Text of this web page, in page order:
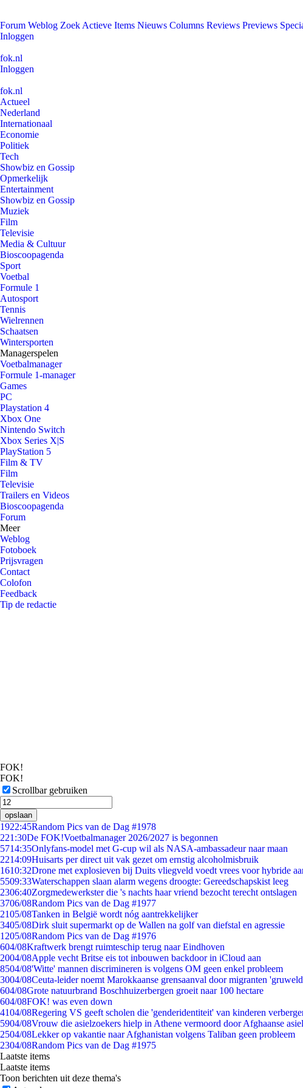
Forum Weblog Zoek Actieve Items Nieuws Columns Reviews Previews
Inloggen
fok.nl
Inloggen
fok.nl
Actueel
Nederland
Internationaal
Economie
Politiek
Tech
Showbiz en Gossip
Opmerkelijk
Entertainment
Showbiz en Gossip
Muziek
Film
Televisie
Media & Cultuur
Bioscoopagenda
Sport
Voetbal
Formule 1
Autosport
Tennis
Wielrennen
Schaatsen
Wintersporten
Managerspelen
Voetbalmanager
Formule 1-manager
Games
PC
Playstation 4
Xbox One
Nintendo Switch
Xbox Series X|S
PlayStation 5
Film & TV
Film
Televisie
Trailers en Videos
Bioscoopagenda
Forum
Meer
Weblog
Fotoboek
Prijsvragen
Contact
Colofon
Feedback
Tip de redactie
FOK!
FOK!
Scrollbar gebruiken
opslaan
1922:45Random Pics van de Dag #1978
221:30De FOK!Voetbalmanager 2026/2027 is begonnen
5714:35Onlyfans-model met G-cup wil als NASA-ambassadeur naar maan
2214:09Huisarts per direct uit vak gezet om ernstig alcoholmisbruik
1610:32Drone met explosieven bij Duits vliegveld voedt vrees voor hybride
5509:33Waterschappen slaan alarm wegens droogte: Gereedschapskist leeg
2306:40Zorgmedewerkster die 's nachts haar vriend bezocht terecht ontslagen
3706/08Random Pics van de Dag #1977
2105/08Tanken in België wordt nóg aantrekkelijker
3405/08Dirk sluit supermarkt op de Wallen na golf van diefstal en agressie
1205/08Random Pics van de Dag #1976
604/08Kraftwerk brengt ruimteschip terug naar Eindhoven
2004/08Apple vecht Britse eis tot inbouwen backdoor in iCloud aan
8504/08'Witte' mannen discrimineren is volgens OM geen enkel probleem
3004/08Ceuta-leider noemt Marokkaanse grensaanval door migranten
604/08Grote natuurbrand Boschhuizerbergen groeit naar 100 hectare
604/08FOK! was even down
4104/08Regering VS geeft scholen die 'genderidentiteit' van kinderen
5904/08Vrouw die asielzoekers hielp in Athene vermoord door Afghaanse
2504/08Lekker op vakantie naar Afghanistan volgens Taliban geen probleem
2304/08Random Pics van de Dag #1975
Laatste items
Laatste items
Toon berichten uit deze thema's